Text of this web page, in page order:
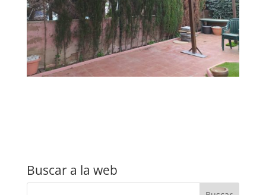
Buscar a la web